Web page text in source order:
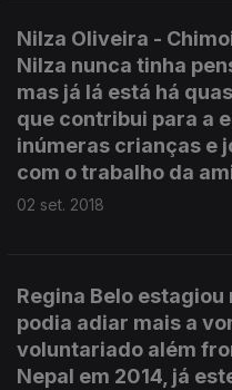
Nilza Oliveira -
Nilza nunca tinha
mas já lá está há
que contribui para a
inúmeras crianças e
com o trabalho da
02 set. 2018
Regina Belo estagiou
podia adiar mais a
voluntariado além
Nepal em 2014, já